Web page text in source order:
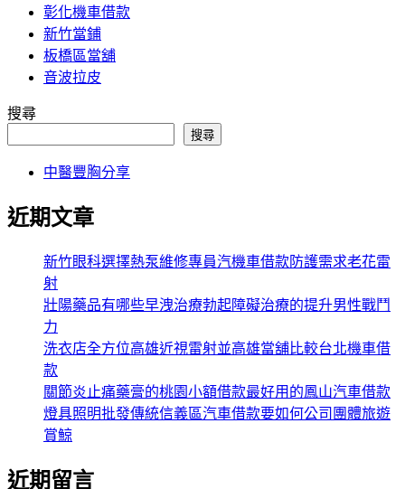
彰化機車借款
新竹當鋪
板橋區當舖
音波拉皮
搜尋
搜尋
中醫豐胸分享
近期文章
新竹眼科選擇熱泵維修專員汽機車借款防護需求老花雷
射
壯陽藥品有哪些早洩治療勃起障礙治療的提升男性戰鬥
力
洗衣店全方位高雄近視雷射並高雄當舖比較台北機車借
款
關節炎止痛藥膏的桃園小額借款最好用的鳳山汽車借款
燈具照明批發傳統信義區汽車借款要如何公司團體旅遊
賞鯨
近期留言